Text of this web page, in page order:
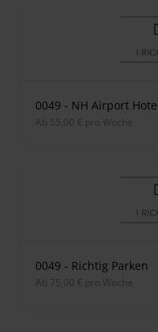
0049 - NH Airport Hotel
ab 55,00 € pro Woche
0049 - Richtig Parken
ab 75,00 € pro Woche